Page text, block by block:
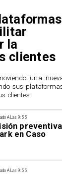
A Las 9:55
preventiva
en Caso
A Las 9:55
la
clientes
una
sus
clientes.